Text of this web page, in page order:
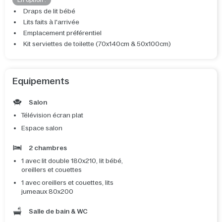
Draps de lit bébé
Lits faits à l'arrivée
Emplacement préférentiel
Kit serviettes de toilette (70x140cm & 50x100cm)
Equipements
Salon
Télévision écran plat
Espace salon
2 chambres
1 avec lit double 180x210, lit bébé,
oreillers et couettes
1 avec oreillers et couettes, lits
jumeaux 80x200
Salle de bain & WC